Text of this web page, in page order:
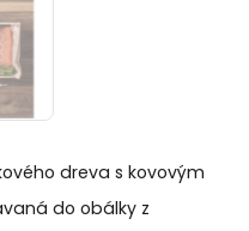
dreva s kovovým
do obálky z